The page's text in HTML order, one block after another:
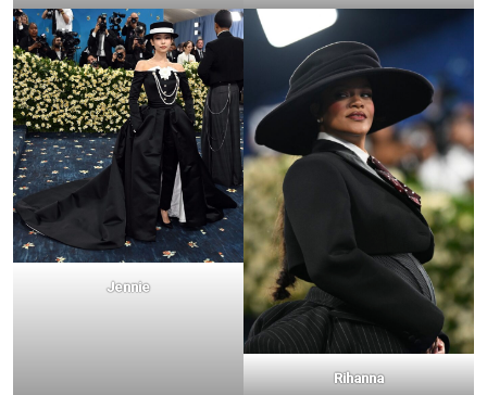
Jennie
Rihanna